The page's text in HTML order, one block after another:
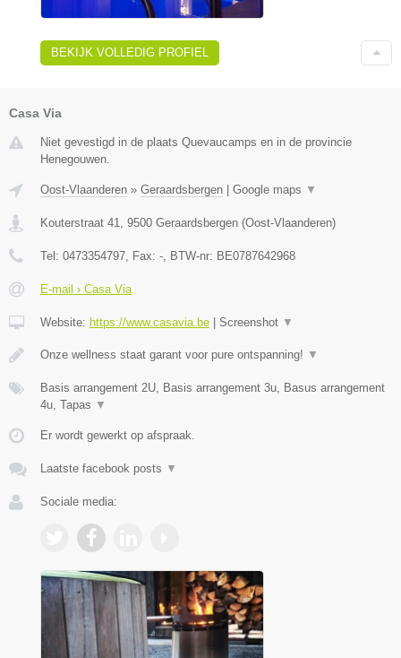
BEKIJK VOLLEDIG PROFIEL
Casa Via
Niet gevestigd in de plaats Quevaucamps en in de provincie
Henegouwen.
Oost-Vlaanderen » Geraardsbergen Google maps ▼
Kouterstraat 41 9500 Geraardsbergen (Oost-Vlaanderen)
Tel: 0473354797 , Fax: - , BTW-nr: BE0787642968
E-mail › Casa Via
Website: https://www.casavia.be Screenshot ▼
Onze wellness staat garant voor pure ontspanning! ▼
Basis arrangement 2U, Basis arrangement 3u, Basus arrangement
4u, Tapas ▼
Er wordt gewerkt op afspraak.
Laatste facebook posts ▼
Sociale media: